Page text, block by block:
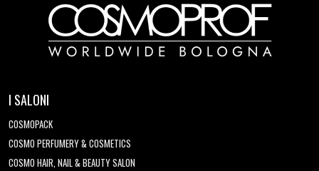
I SALONI
COSMOPACK
COSMO PERFUMERY & COSMETICS
COSMO HAIR, NAIL & BEAUTY SALON